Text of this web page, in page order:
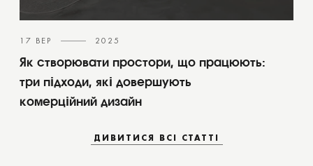
17 ВЕР 2025
Як створювати простори, що працюють:
три підходи, які довершують
комерційний дизайн
ДИВИТИСЯ ВСІ СТАТТІ